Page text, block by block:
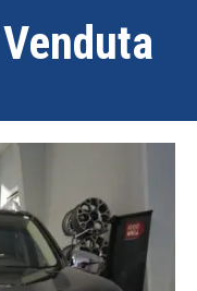
Venduta